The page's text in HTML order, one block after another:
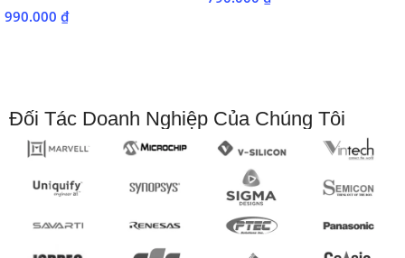
Trình Thiết Kế
Phần 2: Ngôn Ngữ Mô Tả Phần Cứng Verilog/VHDL Nâng
Phần 3: Thiết Kế và Kiểm Tra Các Khối Chức Năng Số
Phần 4: Tổng Hợp Logic và Tối Ưu Hóa Thiết Kế
990.000 ₫
Đối Tác Doanh Nghiệp Của Chúng Tôi